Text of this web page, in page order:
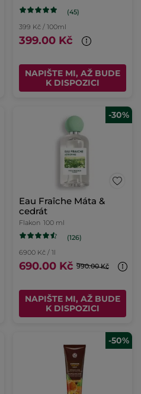
(45)
399 Kč / 100ml
399.00 Kč
NAPIŠTE MI, AŽ BUDE
K DISPOZICI
-30%
Eau Fraîche Máta &
cedrát
Flakon 100 ml
(126)
6900 Kč / 1l
690.00 Kč 990.00 Kč
NAPIŠTE MI, AŽ BUDE
K DISPOZICI
-50%